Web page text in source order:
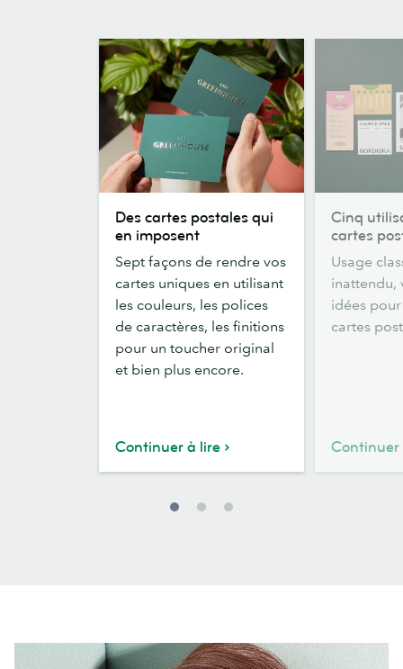
cartes
postales
qui
imposent
Des cartes postales qui
en imposent
Sept façons de rendre vos
cartes uniques en utilisant
les couleurs, les polices
de caractères, les finitions
pour un toucher original
et bien plus encore.
Continuer à lire
utilisations
des
cartes
postales
Cinq
cartes
Usage
inattendu,
idées
cartes
Continuer